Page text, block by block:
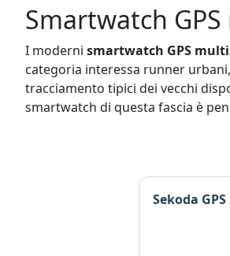
Smartwatch
I moderni smartwatch GPS
categoria interessa runner
tracciamento tipici dei vecchi
smartwatch di questa fascia è
Sekoda